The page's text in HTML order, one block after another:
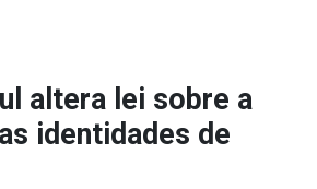
altera lei sobre a
identidades de